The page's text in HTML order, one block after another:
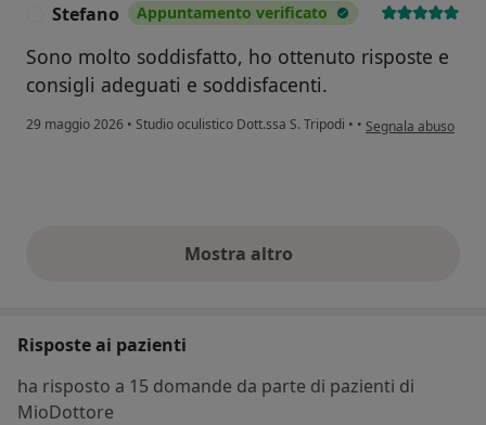
Stefano Appuntamento verificato
Sono molto soddisfatto, ho ottenuto risposte e
consigli adeguati e soddisfacenti.
29 maggio 2026 • Studio oculistico Dott.ssa S. Tripodi • • secondo l'opinione
Segnala abuso
Mostra altroopinioni di cui sopra
Risposte ai pazienti
ha risposto a 15 domande da parte di pazienti di
MioDottore